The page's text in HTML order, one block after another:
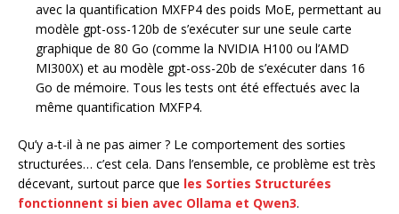
avec la quantification MXFP4 des poids MoE, permettant au
modèle gpt-oss-120b de s’exécuter sur une seule carte
graphique de 80 Go (comme la NVIDIA H100 ou l’AMD
MI300X) et au modèle gpt-oss-20b de s’exécuter dans 16
Go de mémoire. Tous les tests ont été effectués avec la
même quantification MXFP4.
Qu’y a-t-il à ne pas aimer ? Le comportement des sorties
structurées… c’est cela. Dans l’ensemble, ce problème est très
décevant, surtout parce que les Sorties Structurées
fonctionnent si bien avec Ollama et Qwen3.